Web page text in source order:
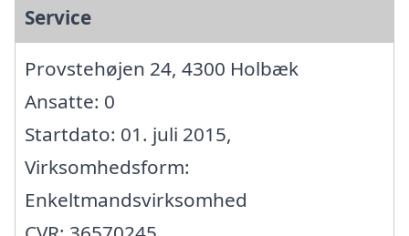
Service
Provstehøjen 24, 4300 Holbæk
Ansatte: 0
Startdato: 01. juli 2015,
Virksomhedsform:
Enkeltmandsvirksomhed